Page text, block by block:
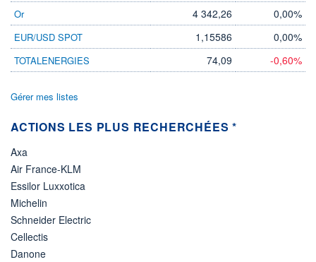
Or 4 342,26 0,00%
EUR/USD SPOT 1,15586 0,00%
TOTALENERGIES 74,09 -0,60%
Gérer mes listes
ACTIONS LES PLUS RECHERCHÉES *
Axa
Air France-KLM
Essilor Luxxotica
Michelin
Schneider Electric
Cellectis
Danone